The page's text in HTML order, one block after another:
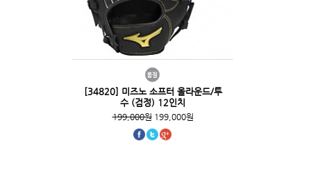
[34820] 미즈노 소프터 올라운드/투
수 (검정) 12인치
199,000원199,000원